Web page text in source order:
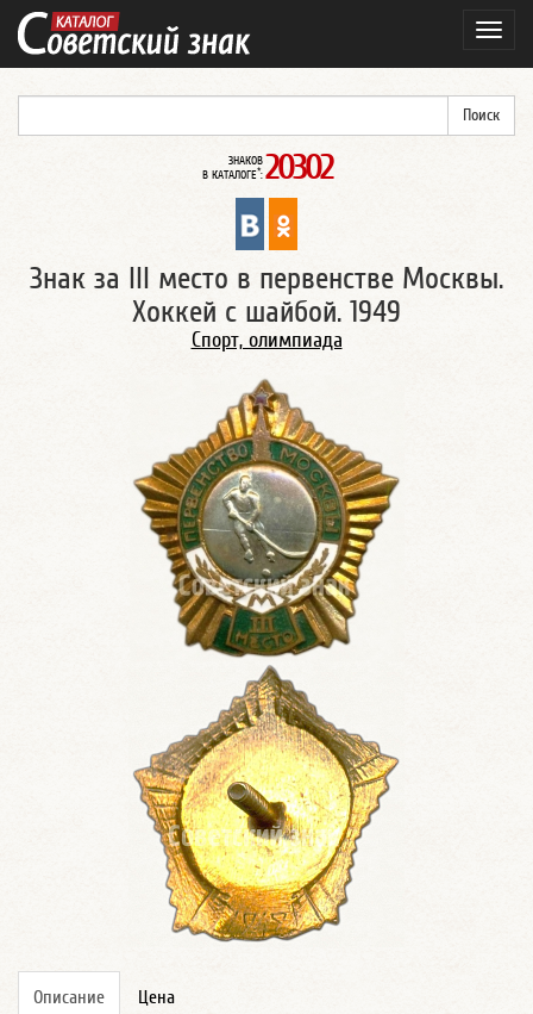
ЗНАКОВ
В КАТАЛОГЕ*: 20302
Знак за III место в первенстве Москвы.
Хоккей с шайбой. 1949
Спорт, олимпиада
Описание Цена